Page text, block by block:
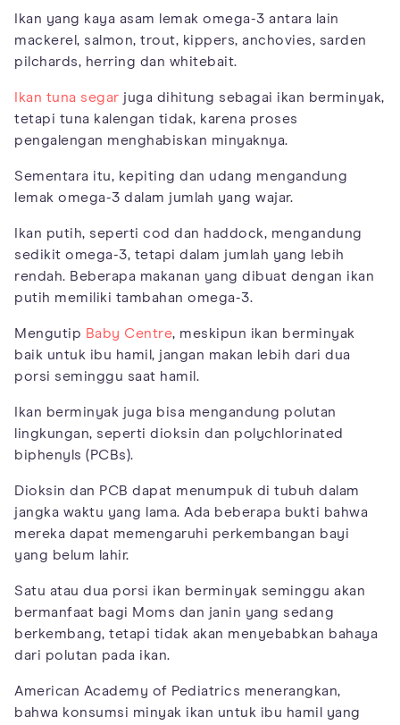
Ikan yang kaya asam lemak omega-3 antara lain
mackerel, salmon, trout, kippers, anchovies, sarden
pilchards, herring dan whitebait.
Ikan tuna segar juga dihitung sebagai ikan berminyak,
tetapi tuna kalengan tidak, karena proses
pengalengan menghabiskan minyaknya.
Sementara itu, kepiting dan udang mengandung
lemak omega-3 dalam jumlah yang wajar.
Ikan putih, seperti cod dan haddock, mengandung
sedikit omega-3, tetapi dalam jumlah yang lebih
rendah. Beberapa makanan yang dibuat dengan ikan
putih memiliki tambahan omega-3.
Mengutip Baby Centre, meskipun ikan berminyak
baik untuk ibu hamil, jangan makan lebih dari dua
porsi seminggu saat hamil.
Ikan berminyak juga bisa mengandung polutan
lingkungan, seperti dioksin dan polychlorinated
biphenyls (PCBs).
Dioksin dan PCB dapat menumpuk di tubuh dalam
jangka waktu yang lama. Ada beberapa bukti bahwa
mereka dapat memengaruhi perkembangan bayi
yang belum lahir.
Satu atau dua porsi ikan berminyak seminggu akan
bermanfaat bagi Moms dan janin yang sedang
berkembang, tetapi tidak akan menyebabkan bahaya
dari polutan pada ikan.
American Academy of Pediatrics menerangkan,
bahwa konsumsi minyak ikan untuk ibu hamil yang